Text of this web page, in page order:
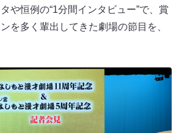
や恒例の“1分間インタビュー”で、賞
を多く輩出してきた劇場の節目を、